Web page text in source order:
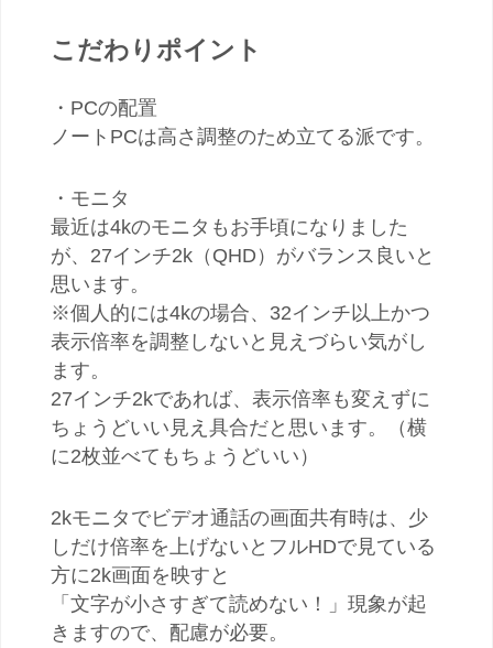
こだわりポイント
・PCの配置
ノートPCは高さ調整のため立てる派です。
・モニタ
最近は4kのモニタもお手頃になりました
が、27インチ2k（QHD）がバランス良いと
思います。
※個人的には4kの場合、32インチ以上かつ
表示倍率を調整しないと見えづらい気がし
ます。
27インチ2kであれば、表示倍率も変えずに
ちょうどいい見え具合だと思います。（横
に2枚並べてもちょうどいい）
2kモニタでビデオ通話の画面共有時は、少
しだけ倍率を上げないとフルHDで見ている
方に2k画面を映すと
「文字が小さすぎて読めない！」現象が起
きますので、配慮が必要。